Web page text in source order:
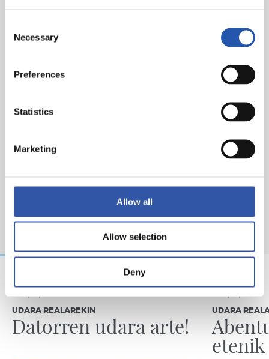
Selection
Necessary
Preferences
Statistics
Marketing
Allow all
Allow selection
Deny
UDARA REALAREKIN
Datorren udara arte!
UDARA
etenik